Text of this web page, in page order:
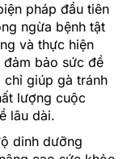
pháp đầu tiên
ngừa bệnh tật
và thực hiện
bảo sức đề
giúp gà tránh
lượng cuộc
lâu dài.
dinh dưỡng